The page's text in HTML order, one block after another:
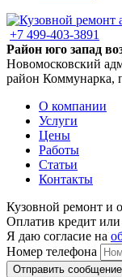
+7 499-403-3891
Район юго запад
Новомосковский
район Коммунарка,
О компании
Услуги
Цены
Работы
Статьи
Контакты
Кузовной ремонт и
Оплатив кредит
Я даю согласие на
Номер телефона